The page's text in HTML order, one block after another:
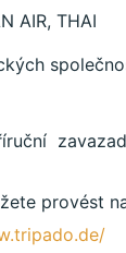
AIR, THAI
provést